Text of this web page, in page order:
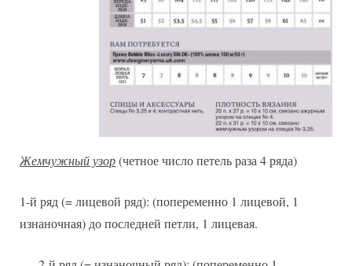
Жемчужный узор(четное число петель раза 4 ряда)
1-й ряд (= лицевой ряд): (попеременно 1 лицевой, 1
изнаночная) до последней петли, 1 лицевая.